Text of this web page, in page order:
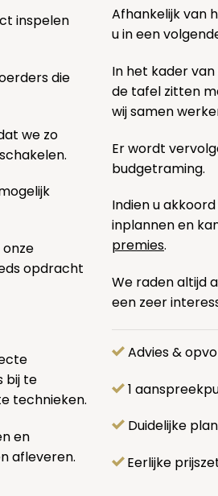
inspelen
die
we zo
opdracht
bij te
technieken.
en
afleveren.
Afhankelijk van
u in een
In het kader
de tafel zitten
wij samen
Er wordt
budgetraming.
Indien u
inplannen en
premies.
We raden altijd
een zeer
Advies &
1
Duidelijke
Eerlijke